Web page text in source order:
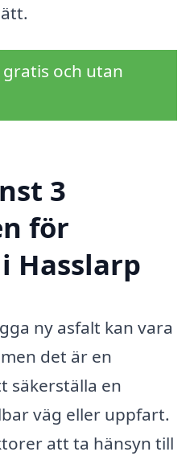
och utan
3
för
Hasslarp
ny asfalt kan vara
det är en
säkerställa en
väg eller uppfart.
att ta hänsyn till